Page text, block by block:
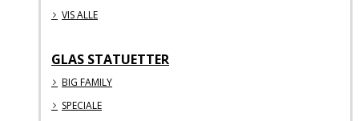
VIS ALLE
GLAS STATUETTER
BIG FAMILY
SPECIALE